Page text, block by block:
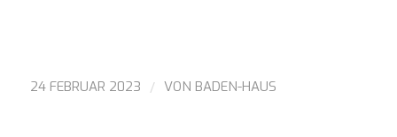
24 FEBRUAR 2023 / VON BADEN-HAUS